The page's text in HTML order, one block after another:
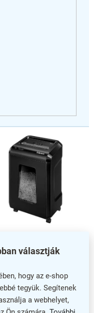
választják
hogy az e-shop
tegyük. Segítenek
a webhelyet,
fekete